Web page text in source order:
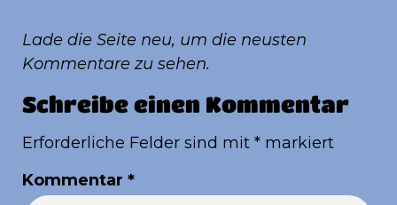
Lade die Seite neu, um die neusten
Kommentare zu sehen.
Schreibe einen Kommentar
Erforderliche Felder sind mit * markiert
Kommentar *